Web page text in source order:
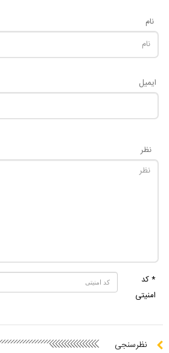
نام
ایمیل
نظر
* کد
امنیتی
نظرسنجی